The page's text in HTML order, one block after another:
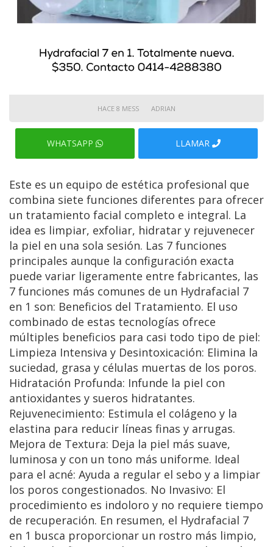
HACE 8 MESS ADRIAN
WHATSAPP LLAMAR
Este es un equipo de estética profesional que
combina siete funciones diferentes para ofrecer
un tratamiento facial completo e integral. La
idea es limpiar, exfoliar, hidratar y rejuvenecer
la piel en una sola sesión. Las 7 funciones
principales aunque la configuración exacta
puede variar ligeramente entre fabricantes, las
7 funciones más comunes de un Hydrafacial 7
en 1 son: Beneficios del Tratamiento. El uso
combinado de estas tecnologías ofrece
múltiples beneficios para casi todo tipo de piel:
Limpieza Intensiva y Desintoxicación: Elimina la
suciedad, grasa y células muertas de los poros.
Hidratación Profunda: Infunde la piel con
antioxidantes y sueros hidratantes.
Rejuvenecimiento: Estimula el colágeno y la
elastina para reducir líneas finas y arrugas.
Mejora de Textura: Deja la piel más suave,
luminosa y con un tono más uniforme. Ideal
para el acné: Ayuda a regular el sebo y a limpiar
los poros congestionados. No Invasivo: El
procedimiento es indoloro y no requiere tiempo
de recuperación. En resumen, el Hydrafacial 7
en 1 busca proporcionar un rostro más limpio,